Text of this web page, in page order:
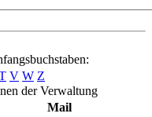
V W Z
der Verwaltung
Mail